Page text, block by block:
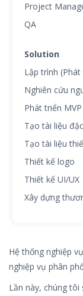
Project
QA
Solution
Lập trình
Nghiên cứu
Phát triển MVP
Tạo tài liệu
Tạo tài liệu
Thiết kế logo
Thiết kế UI/UX
Xây dựng
Hệ thống nghiệp
nghiệp vụ phân
Lần này, chúng